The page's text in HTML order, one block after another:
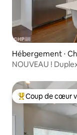
Hébergement ⋅
NOUVEAU !
Coups de cœur
Coup de cœur